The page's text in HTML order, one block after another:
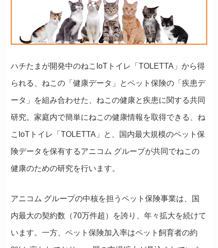
ハチたまが開発中のねこIoTトイレ「TOLETTA」から得
られる、ねこの「健康データ」とペット保険の「疾患デ
ータ」を組み合わせた、ねこの健康と疾患に関する共同
研究。家庭内で簡単にねこの健康情報を取得できる、ね
こIoTトイレ「TOLETTA」と、国内最大規模のペット保
険データを保有するアニコム グループが共同でねこの
健康のための研究を行います。
アニコム グループの中核を担うペット保険事業は、国
内最大の契約数（70万件超）を誇り、年々拡大を続けて
います。一方、ペット保険加入率はペット飼育者の約